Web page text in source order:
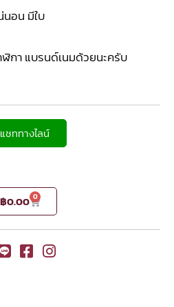
อน มีใบ
กา แบรนด์เนมด้วยนะครับ
แชททางไลน์
฿0.00 0